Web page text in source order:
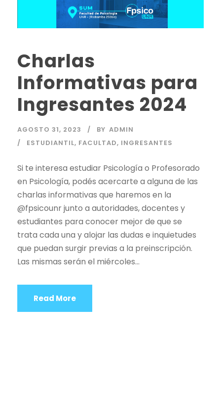
Charlas
Informativas para
Ingresantes 2024
AGOSTO 31, 2023 BY ADMIN
ESTUDIANTIL, FACULTAD, INGRESANTES
Si te interesa estudiar Psicología o Profesorado
en Psicología, podés acercarte a alguna de las
charlas informativas que haremos en la
@fpsicounr junto a autoridades, docentes y
estudiantes para conocer mejor de que se
trata cada una y alojar las dudas e inquietudes
que puedan surgir previas a la preinscripción.
Las mismas serán el miércoles...
Read More